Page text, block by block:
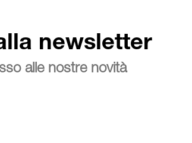
newsletter
alle nostre novità